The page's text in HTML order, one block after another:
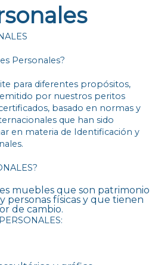
Personales?
para diferentes propósitos,
emitido por nuestros peritos
basado en normas y
que han sido
en materia de Identificación y
muebles que son patrimonio
personas físicas y que tienen
de cambio.